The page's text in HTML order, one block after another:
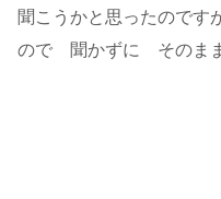
聞こうかと思ったので
ので 聞かずに そのま